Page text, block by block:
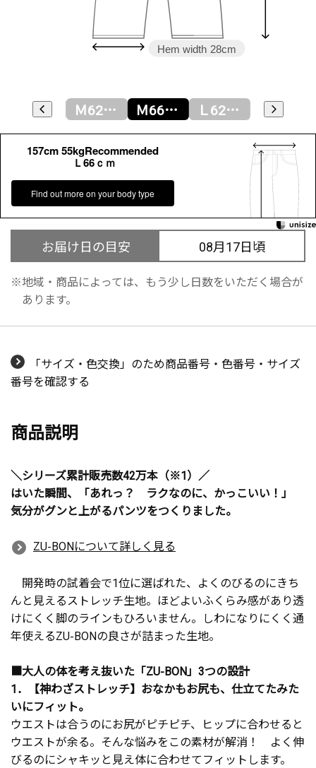
Hem width 28cm
Ｓ66ｃｍ Ｍ62ｃｍ Ｍ66ｃｍ Ｌ62ｃｍ
157cm 55kgRecommended
Ｌ66ｃｍ
Find out more on your body type
お届け日の目安 08月17日頃
地域・商品によっては、もう少し日数をいただく場合が
あります。
「サイズ・色交換」のため商品番号・色番号・サイズ
番号を確認する
商品説明
＼シリーズ累計販売数42万本（※1）／
はいた瞬間、「あれっ？ ラクなのに、かっこいい！」
気分がグンと上がるパンツをつくりました。
ZU-BONについて詳しく見る
開発時の試着会で1位に選ばれた、よくのびるのにきち
んと見えるストレッチ生地。ほどよいふくらみ感があり透
けにくく脚のラインもひろいません。しわになりにくく通
年使えるZU-BONの良さが詰まった生地。
■大人の体を考え抜いた「ZU-BON」3つの設計
1．【神わざストレッチ】おなかもお尻も、仕立てたみた
いにフィット。
ウエストは合うのにお尻がピチピチ、ヒップに合わせると
ウエストが余る。そんな悩みをこの素材が解消！ よく伸
びるのにシャキッと見え体に合わせてフィットします。